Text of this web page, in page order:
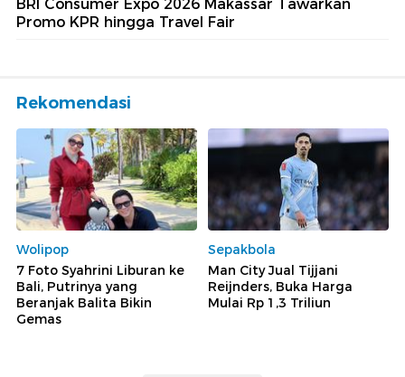
BRI Consumer Expo 2026 Makassar Tawarkan
Promo KPR hingga Travel Fair
Rekomendasi
Wolipop
7 Foto Syahrini Liburan ke
Bali, Putrinya yang
Beranjak Balita Bikin
Gemas
Sepakbola
Man City Jual Tijjani
Reijnders, Buka Harga
Mulai Rp 1,3 Triliun